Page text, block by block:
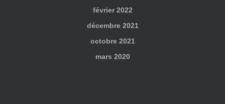
février 2022
décembre 2021
octobre 2021
mars 2020